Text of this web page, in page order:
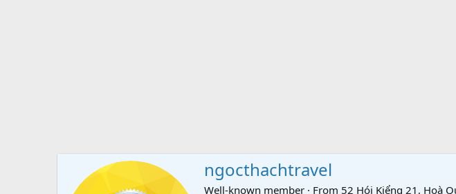
ngocthachtravel
Well-known member · From 52 Hói Kiểng 21, Hoà